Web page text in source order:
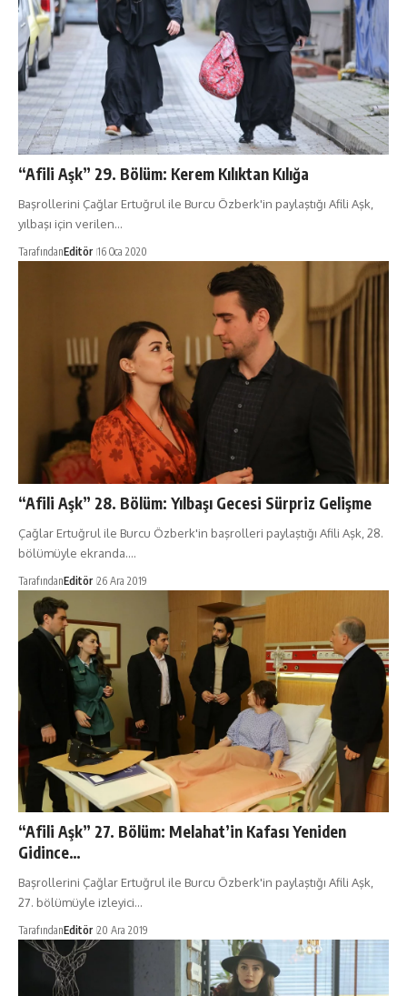
“Afili Aşk” 29. Bölüm: Kerem Kılıktan Kılığa
Başrollerini Çağlar Ertuğrul ile Burcu Özberk'in paylaştığı Afili Aşk,
yılbaşı için verilen…
TarafındanEditör 16 Oca 2020
“Afili Aşk” 28. Bölüm: Yılbaşı Gecesi Sürpriz Gelişme
Çağlar Ertuğrul ile Burcu Özberk'in başrolleri paylaştığı Afili Aşk, 28.
bölümüyle ekranda.…
TarafındanEditör 26 Ara 2019
“Afili Aşk” 27. Bölüm: Melahat’in Kafası Yeniden
Gidince…
Başrollerini Çağlar Ertuğrul ile Burcu Özberk'in paylaştığı Afili Aşk,
27. bölümüyle izleyici…
TarafındanEditör 20 Ara 2019